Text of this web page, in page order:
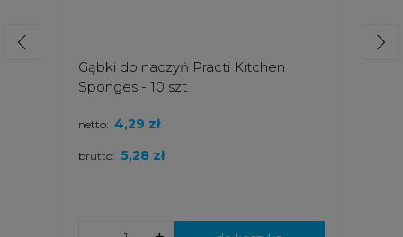
Gąbki do naczyń Practi Kitchen
Sponges - 10 szt.
brutto: 5,28 zł
netto: 4,29 zł